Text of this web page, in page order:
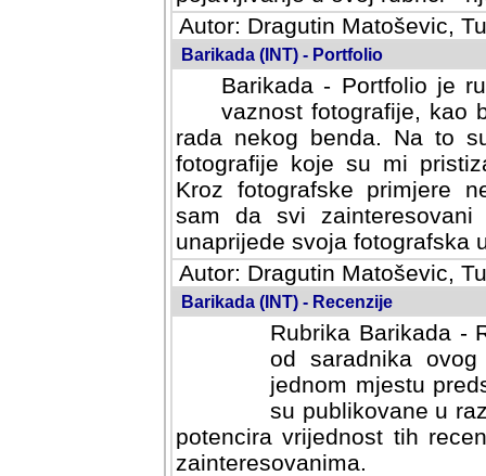
Autor: Dragutin Matoševic,
Barikada (INT) - Portfolio
Barikada - Portfolio je
vaznost fotografije, kao
rada nekog benda. Na to
fotografije koje su mi
fotografske primjere
svi zainteresovani
svoja fotografska umijeca.
Autor: Dragutin Matoševic,
Barikada (INT) - Recenzije
Rubrika Barikada -
od saradnika
jednom mjestu
su publikovane u
potencira vrijednost tih
zainteresovanima.